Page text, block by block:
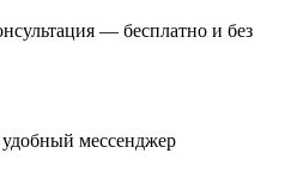
— бесплатно и без
мессенджер